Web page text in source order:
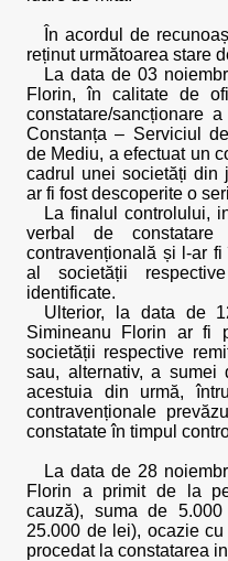
În acordul de
reținut următoarea stare
La data de 03
Florin, în calitate de
constatare/sancționare
Constanța – Serviciul
de Mediu, a efectuat un
cadrul unei societăți din
ar fi fost descoperite o
La finalul controlului,
verbal de
contravențională și l-ar fi
al societății
identificate.
Ulterior, la data de
Simineanu Florin ar fi
societății respective
sau, alternativ, a
acestuia din urmă,
contravenționale
constatate în timpul
La data de 28
Florin a primit de la
cauză), suma de
25.000 de lei), ocazie
procedat la constatarea